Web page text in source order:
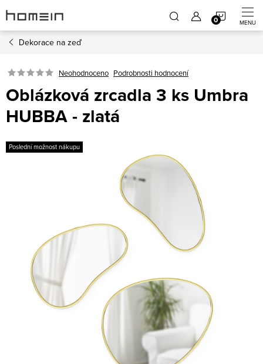
na
obsah
Dekorace na zeď
Neohodnoceno Podrobnosti hodnocení
Oblázková zrcadla 3 ks Umbra
HUBBA - zlatá
Poslední možnost nákupu